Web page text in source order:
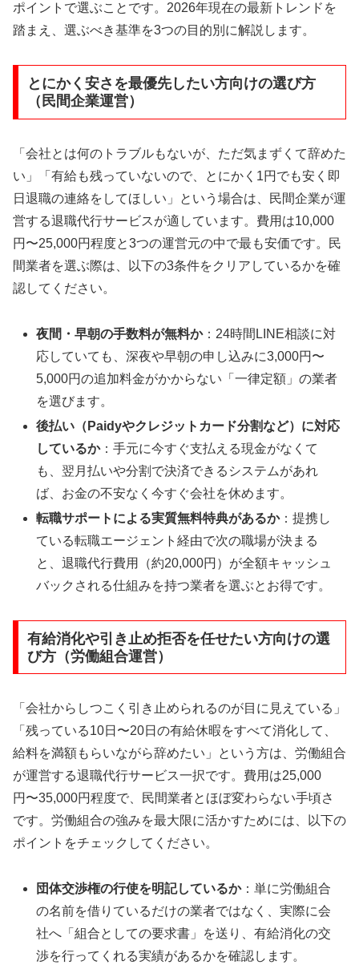
ポイントで選ぶことです。2026年現在の最新トレンドを
踏まえ、選ぶべき基準を3つの目的別に解説します。
とにかく安さを最優先したい方向けの選び方
（民間企業運営）
「会社とは何のトラブルもないが、ただ気まずくて辞めた
い」「有給も残っていないので、とにかく1円でも安く即
日退職の連絡をしてほしい」という場合は、民間企業が運
営する退職代行サービスが適しています。費用は10,000
円〜25,000円程度と3つの運営元の中で最も安価です。民
間業者を選ぶ際は、以下の3条件をクリアしているかを確
認してください。
夜間・早朝の手数料が無料か：24時間LINE相談に対
応していても、深夜や早朝の申し込みに3,000円〜
5,000円の追加料金がかからない「一律定額」の業者
を選びます。
後払い（Paidyやクレジットカード分割など）に対応
しているか：手元に今すぐ支払える現金がなくて
も、翌月払いや分割で決済できるシステムがあれ
ば、お金の不安なく今すぐ会社を休めます。
転職サポートによる実質無料特典があるか：提携し
ている転職エージェント経由で次の職場が決まる
と、退職代行費用（約20,000円）が全額キャッシュ
バックされる仕組みを持つ業者を選ぶとお得です。
有給消化や引き止め拒否を任せたい方向けの選
び方（労働組合運営）
「会社からしつこく引き止められるのが目に見えている」
「残っている10日〜20日の有給休暇をすべて消化して、
給料を満額もらいながら辞めたい」という方は、労働組合
が運営する退職代行サービス一択です。費用は25,000
円〜35,000円程度で、民間業者とほぼ変わらない手頃さ
です。労働組合の強みを最大限に活かすためには、以下の
ポイントをチェックしてください。
団体交渉権の行使を明記しているか：単に労働組合
の名前を借りているだけの業者ではなく、実際に会
社へ「組合としての要求書」を送り、有給消化の交
渉を行ってくれる実績があるかを確認します。